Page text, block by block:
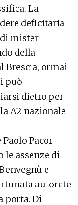
La
deficitaria
mister
della
Brescia, ormai
può
dietro per
A2 nazionale
Pacor
le assenze di
e
autorete
porta. Di